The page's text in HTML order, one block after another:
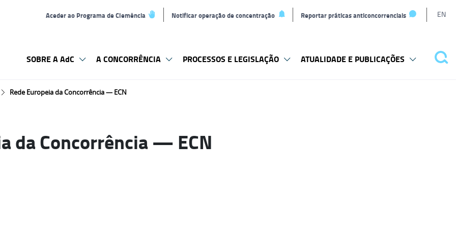
Aceder ao Programa de Clemência Notificar operação de concentração Reportar práticas anticoncorrenciais EN
SOBRE A AdC A CONCORRÊNCIA PROCESSOS E LEGISLAÇÃO ATUALIDADE E PUBLICAÇÕES
Rede Europeia da Concorrência — ECN
da Concorrência — ECN